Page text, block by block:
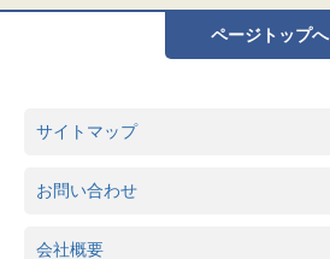
ページトップへ
サイトマップ
お問い合わせ
会社概要